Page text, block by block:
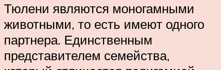
Тюлени являются моногамными
животными, то есть имеют одного
партнера. Единственным
представителем семейства,